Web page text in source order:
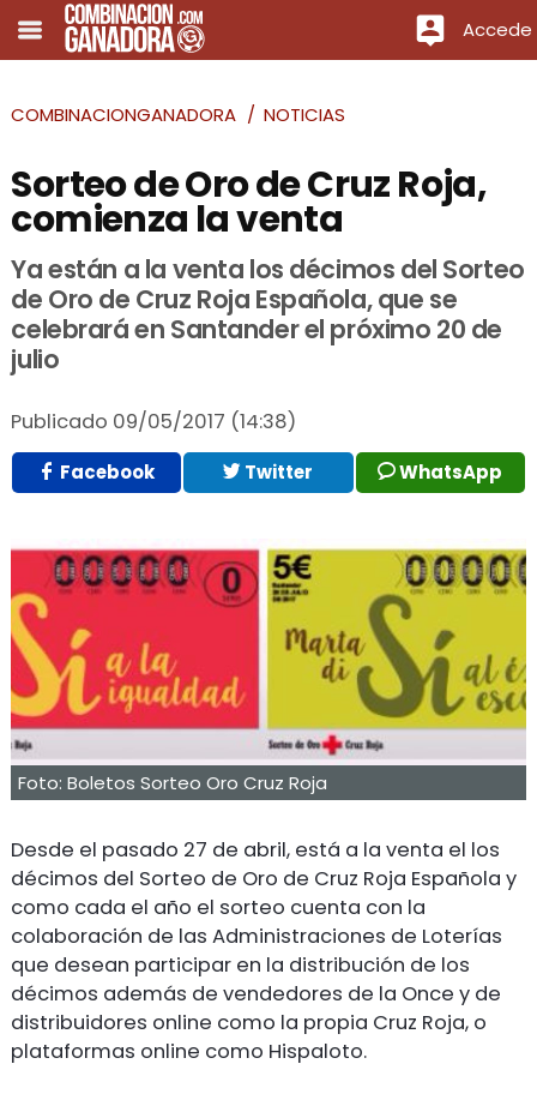
Accede
COMBINACIONGANADORA NOTICIAS
Sorteo de Oro de Cruz Roja,
comienza la venta
Ya están a la venta los décimos del Sorteo
de Oro de Cruz Roja Española, que se
celebrará en Santander el próximo 20 de
julio
Publicado 09/05/2017 (14:38)
Facebook Twitter WhatsApp
Foto: Boletos Sorteo Oro Cruz Roja
Desde el pasado 27 de abril, está a la venta el los
décimos del Sorteo de Oro de Cruz Roja Española y
como cada el año el sorteo cuenta con la
colaboración de las Administraciones de Loterías
que desean participar en la distribución de los
décimos además de vendedores de la Once y de
distribuidores online como la propia Cruz Roja, o
plataformas online como Hispaloto.